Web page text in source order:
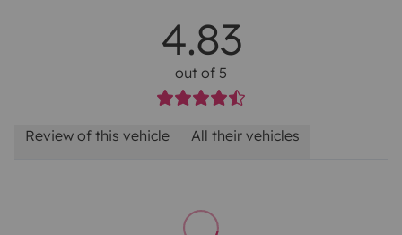
4.83
out of 5
Review of this vehicle All their vehicles